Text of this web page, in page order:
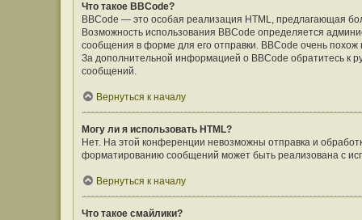
Что такое BBCode?
BBCode — это особая реализация HTML, предлагающая
Возможность использования BBCode определяется
сообщения в форме для его отправки. BBCode очень похож
За дополнительной информацией о BBCode обратитесь к
сообщений.
Вернуться к началу
Могу ли я использовать HTML?
Нет. На этой конференции невозможны отправка и
форматированию сообщений может быть реализована с
Вернуться к началу
Что такое смайлики?